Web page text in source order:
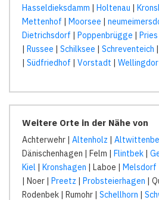
Hasseldieksdamm | Holtenau |
Mettenhof | Moorsee |
Dietrichsdorf | Poppenbrügge | Pries
| Russee | Schilksee | Schreventeich |
| Südfriedhof | Vorstadt |
Weitere Orte in der Nähe von
Achterwehr | Altenholz |
Dänischenhagen | Felm | Flintbek |
Kiel | Kronshagen | Laboe | Melsdorf
| Noer | Preetz | Probsteierhagen |
Rodenbek | Rumohr | Schellhorn |